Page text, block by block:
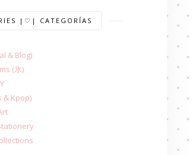
|♡| CATEGORÍAS
& Blog)
(氷)
Kpop)